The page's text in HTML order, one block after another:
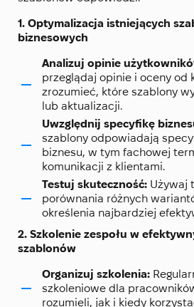
1. Optymalizacja istniejących
biznesowych
Analizuj opinie
przeglądaj opinie i oceny od
zrozumieć, które szablony
lub aktualizacji.
Uwzględnij specyfikę
szablony odpowiadają
biznesu, w tym fachowej
komunikacji z klientami.
Testuj skuteczność: Używaj
porównania różnych
określenia najbardziej
2. Szkolenie zespołu w
szablonów
Organizuj szkolenia:
szkoleniowe dla
rozumieli, jak i kiedy